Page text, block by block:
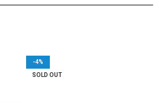
-4%
SOLD OUT